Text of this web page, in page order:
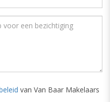
van Van Baar Makelaars